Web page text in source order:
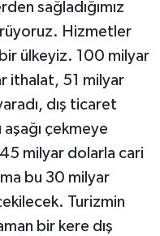
sağladığımız
Hizmetler
ülkeyiz. 100 milyar
ithalat, 51 milyar
dış ticaret
aşağı çekmeye
45 milyar dolarla cari
bu 30 milyar
Turizmin
bir kere dış